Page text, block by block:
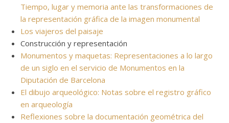
Tiempo, lugar y memoria ante las transformaciones de
la representación gráfica de la imagen monumental
Los viajeros del paisaje
Construcción y representación
Monumentos y maquetas: Representaciones a lo largo
de un siglo en el servicio de Monumentos en la
Diputación de Barcelona
El dibujo arqueológico: Notas sobre el registro gráfico
en arqueología
Reflexiones sobre la documentación geométrica del